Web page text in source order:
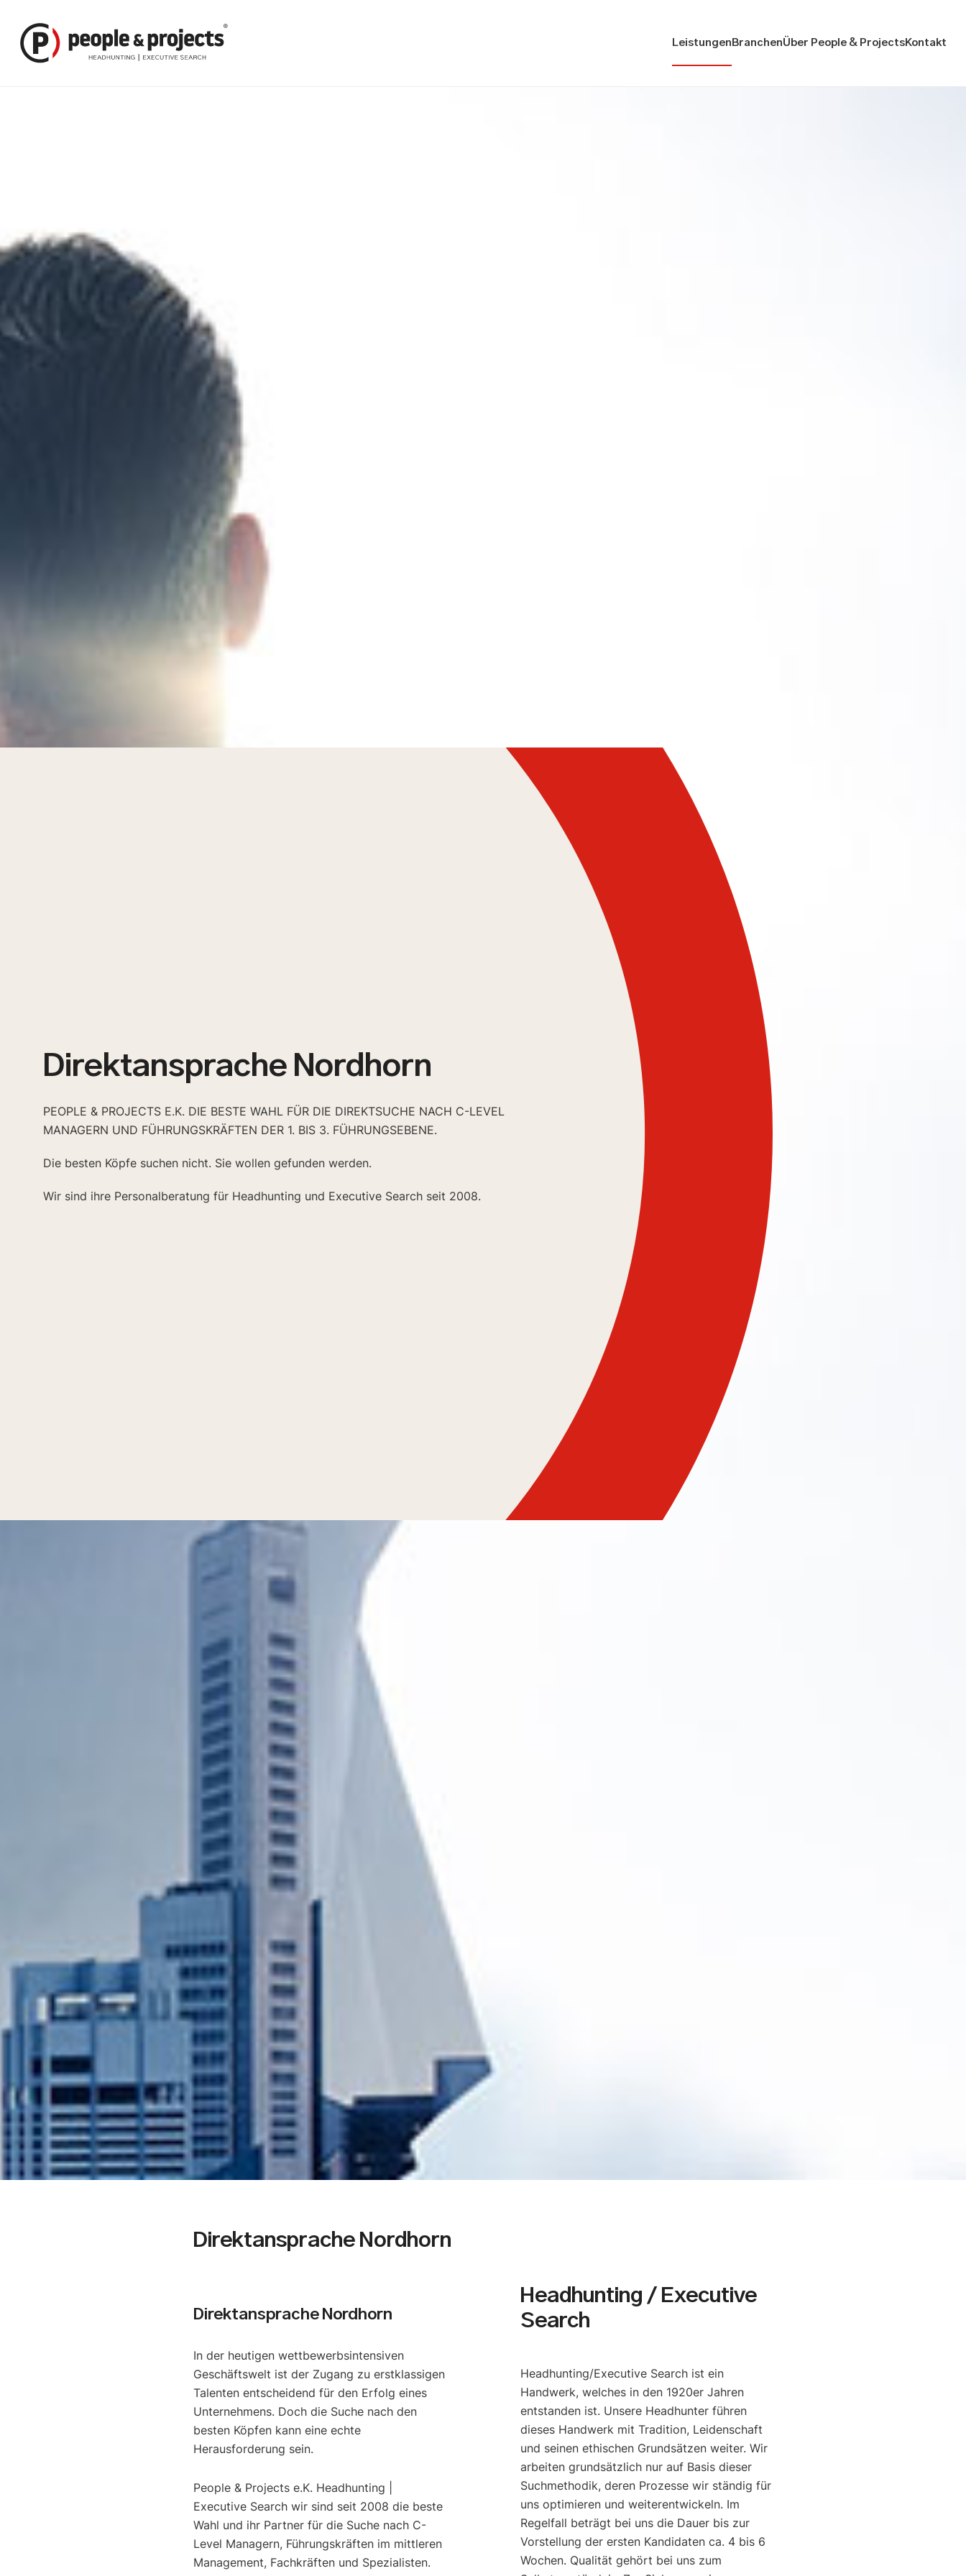
Leistungen BranchenÜber People & Projects Kontakt
Direktansprache Nordhorn
PEOPLE & PROJECTS E.K. DIE BESTE WAHL FÜR DIE DIREKTSUCHE NACH C-LEVEL
MANAGERN UND FÜHRUNGSKRÄFTEN DER 1. BIS 3. FÜHRUNGSEBENE.
Die besten Köpfe suchen nicht. Sie wollen gefunden werden.
Wir sind ihre Personalberatung für Headhunting und Executive Search seit 2008.
Direktansprache Nordhorn
Direktansprache Nordhorn
In der heutigen wettbewerbsintensiven
Geschäftswelt ist der Zugang zu erstklassigen
Talenten entscheidend für den Erfolg eines
Unternehmens. Doch die Suche nach den
besten Köpfen kann eine echte
Herausforderung sein.
People & Projects e.K. Headhunting |
Executive Search wir sind seit 2008 die beste
Wahl und ihr Partner für die Suche nach C-
Level Managern, Führungskräften im mittleren
Management, Fachkräften und Spezialisten.
Headhunting / Executive
Search
Headhunting/Executive Search ist ein
Handwerk, welches in den 1920er Jahren
entstanden ist. Unsere Headhunter führen
dieses Handwerk mit Tradition, Leidenschaft
und seinen ethischen Grundsätzen weiter. Wir
arbeiten grundsätzlich nur auf Basis dieser
Suchmethodik, deren Prozesse wir ständig für
uns optimieren und weiterentwickeln. Im
Regelfall beträgt bei uns die Dauer bis zur
Vorstellung der ersten Kandidaten ca. 4 bis 6
Wochen. Qualität gehört bei uns zum